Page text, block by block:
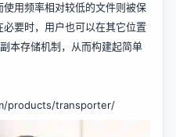
用频率相对较低的文件则被保
要时，用户也可以在其它位置
本存储机制，从而构建起简单
products/transporter/